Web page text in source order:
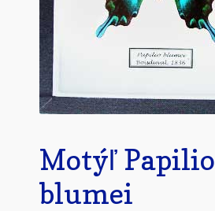
Motýľ Papilio
blumei